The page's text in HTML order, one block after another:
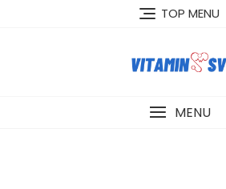
TOP MENU
MENU